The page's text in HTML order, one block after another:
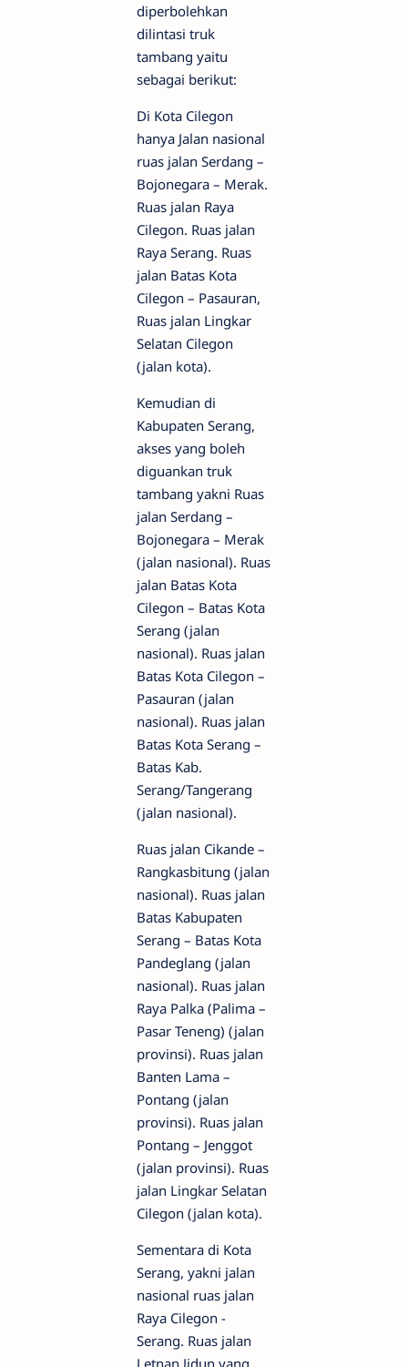
diperbolehkan
dilintasi truk
tambang yaitu
sebagai berikut:
Di Kota Cilegon
hanya Jalan nasional
ruas jalan Serdang –
Bojonegara – Merak.
Ruas jalan Raya
Cilegon. Ruas jalan
Raya Serang. Ruas
jalan Batas Kota
Cilegon – Pasauran,
Ruas jalan Lingkar
Selatan Cilegon
(jalan kota).
Kemudian di
Kabupaten Serang,
akses yang boleh
diguankan truk
tambang yakni Ruas
jalan Serdang –
Bojonegara – Merak
(jalan nasional). Ruas
jalan Batas Kota
Cilegon – Batas Kota
Serang (jalan
nasional). Ruas jalan
Batas Kota Cilegon –
Pasauran (jalan
nasional). Ruas jalan
Batas Kota Serang –
Batas Kab.
Serang/Tangerang
(jalan nasional).
Ruas jalan Cikande –
Rangkasbitung (jalan
nasional). Ruas jalan
Batas Kabupaten
Serang – Batas Kota
Pandeglang (jalan
nasional). Ruas jalan
Raya Palka (Palima –
Pasar Teneng) (jalan
provinsi). Ruas jalan
Banten Lama –
Pontang (jalan
provinsi). Ruas jalan
Pontang – Jenggot
(jalan provinsi). Ruas
jalan Lingkar Selatan
Cilegon (jalan kota).
Sementara di Kota
Serang, yakni jalan
nasional ruas jalan
Raya Cilegon -
Serang. Ruas jalan
Letnan Jidun yang